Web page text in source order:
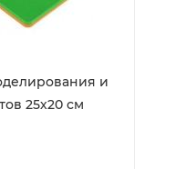
и
25х20 см